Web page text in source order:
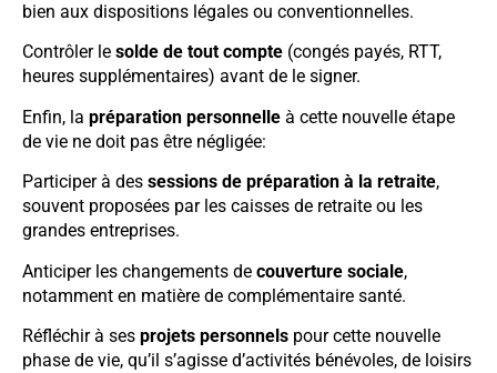
bien aux dispositions légales ou conventionnelles.
Contrôler le solde de tout compte (congés payés, RTT,
heures supplémentaires) avant de le signer.
Enfin, la préparation personnelle à cette nouvelle étape
de vie ne doit pas être négligée:
Participer à des sessions de préparation à la retraite,
souvent proposées par les caisses de retraite ou les
grandes entreprises.
Anticiper les changements de couverture sociale,
notamment en matière de complémentaire santé.
Réfléchir à ses projets personnels pour cette nouvelle
phase de vie, qu’il s’agisse d’activités bénévoles, de loisirs